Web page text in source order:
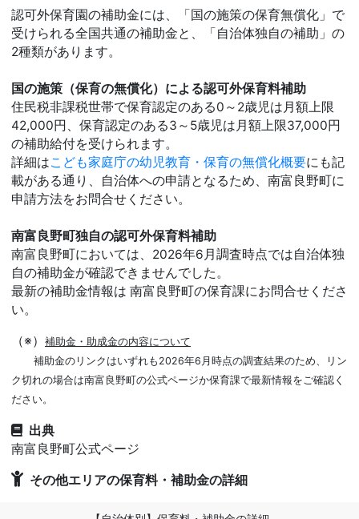
認可外保育園の補助金には、「国の施策の保育無償化」で
受けられる全国共通の補助金と、「自治体独自の補助」の
2種類があります。
国の施策（保育の無償化）による認可外保育料補助
住民税非課税世帯で保育認定のある0～2歳児は月額上限
42,000円、保育認定のある3～5歳児は月額上限37,000円
の補助給付を受けられます。
詳細はこども家庭庁の幼児教育・保育の無償化概要にも記
載がある通り、自治体への申請となるため、南富良野町に
申請方法をお問合せください。
南富良野町独自の認可外保育料補助
南富良野町においては、2026年6月調査時点では自治体独
自の補助金が確認できませんでした。
最新の補助金情報は 南富良野町の保育課にお問合せくださ
い。
（※）
補助金・助成金の内容について
補助金のリンクはいずれも2026年6月時点の調査結果のため、リン
ク切れの場合は南富良野町の公式ページか保育課で最新情報をご確認く
ださい。
出典
南富良野町公式ページ
その他エリアの保育料・補助金の詳細